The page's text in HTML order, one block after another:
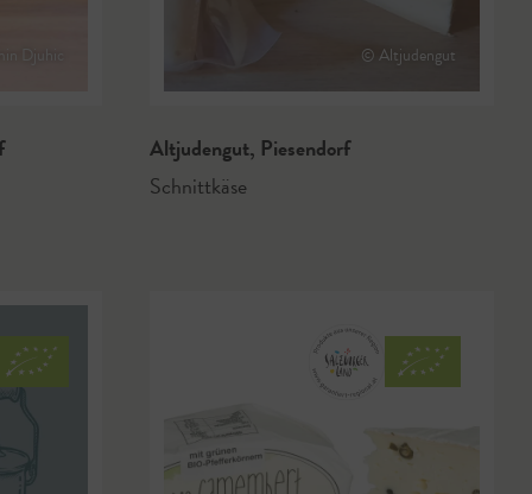
Djuhic © Altjudengut
Altjudengut, Piesendorf
Schnittkäse